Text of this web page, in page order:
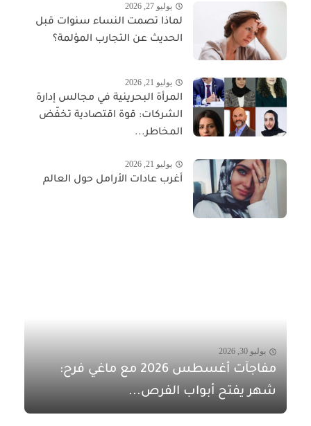
يوليو 27, 2026
لماذا تصمت النساء سنوات قبل
الحديث عن التجارب المؤلمة؟
يوليو 21, 2026
المرأة البحرينية في مجالس إدارة
الشركات: قوة اقتصادية تخفّض
المخاطر...
يوليو 21, 2026
أغرب عادات الأرامل حول العالم
يوليو 30, 2026
مفاجآت أغسطس 2026 مع ماغي فرح:
شهر يفتح أبواب الفرص...